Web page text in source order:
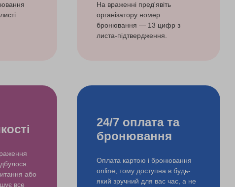
На враженні пред'явіть
організатору номер
бронювання — 13 цифр з
листа-підтвердження.
або
все
24/7 оплата та
бронювання
Оплата картою і бронювання
online, тому доступна в будь-
який зручний для вас час, а не